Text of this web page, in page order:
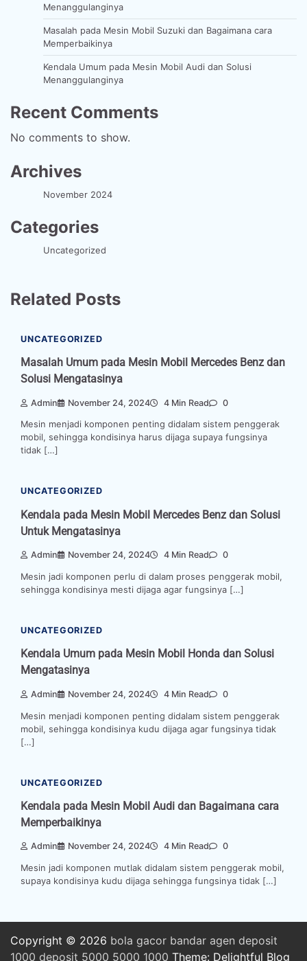
Menanggulanginya
Masalah pada Mesin Mobil Suzuki dan Bagaimana cara
Memperbaikinya
Kendala Umum pada Mesin Mobil Audi dan Solusi
Menanggulanginya
Recent Comments
No comments to show.
Archives
November 2024
Categories
Uncategorized
Related Posts
UNCATEGORIZED
Masalah Umum pada Mesin Mobil Mercedes Benz dan
Solusi Mengatasinya
Admin November 24, 2024 4 Min Read 0
Mesin menjadi komponen penting didalam sistem penggerak
mobil, sehingga kondisinya harus dijaga supaya fungsinya
tidak […]
UNCATEGORIZED
Kendala pada Mesin Mobil Mercedes Benz dan Solusi
Untuk Mengatasinya
Admin November 24, 2024 4 Min Read 0
Mesin jadi komponen perlu di dalam proses penggerak mobil,
sehingga kondisinya mesti dijaga agar fungsinya […]
UNCATEGORIZED
Kendala Umum pada Mesin Mobil Honda dan Solusi
Mengatasinya
Admin November 24, 2024 4 Min Read 0
Mesin menjadi komponen penting didalam sistem penggerak
mobil, sehingga kondisinya kudu dijaga agar fungsinya tidak
[…]
UNCATEGORIZED
Kendala pada Mesin Mobil Audi dan Bagaimana cara
Memperbaikinya
Admin November 24, 2024 4 Min Read 0
Mesin jadi komponen mutlak didalam sistem penggerak mobil,
supaya kondisinya kudu dijaga sehingga fungsinya tidak […]
Copyright © 2026 bola gacor bandar agen deposit
1000 deposit 5000 5000 1000 Theme: Delightful Blog